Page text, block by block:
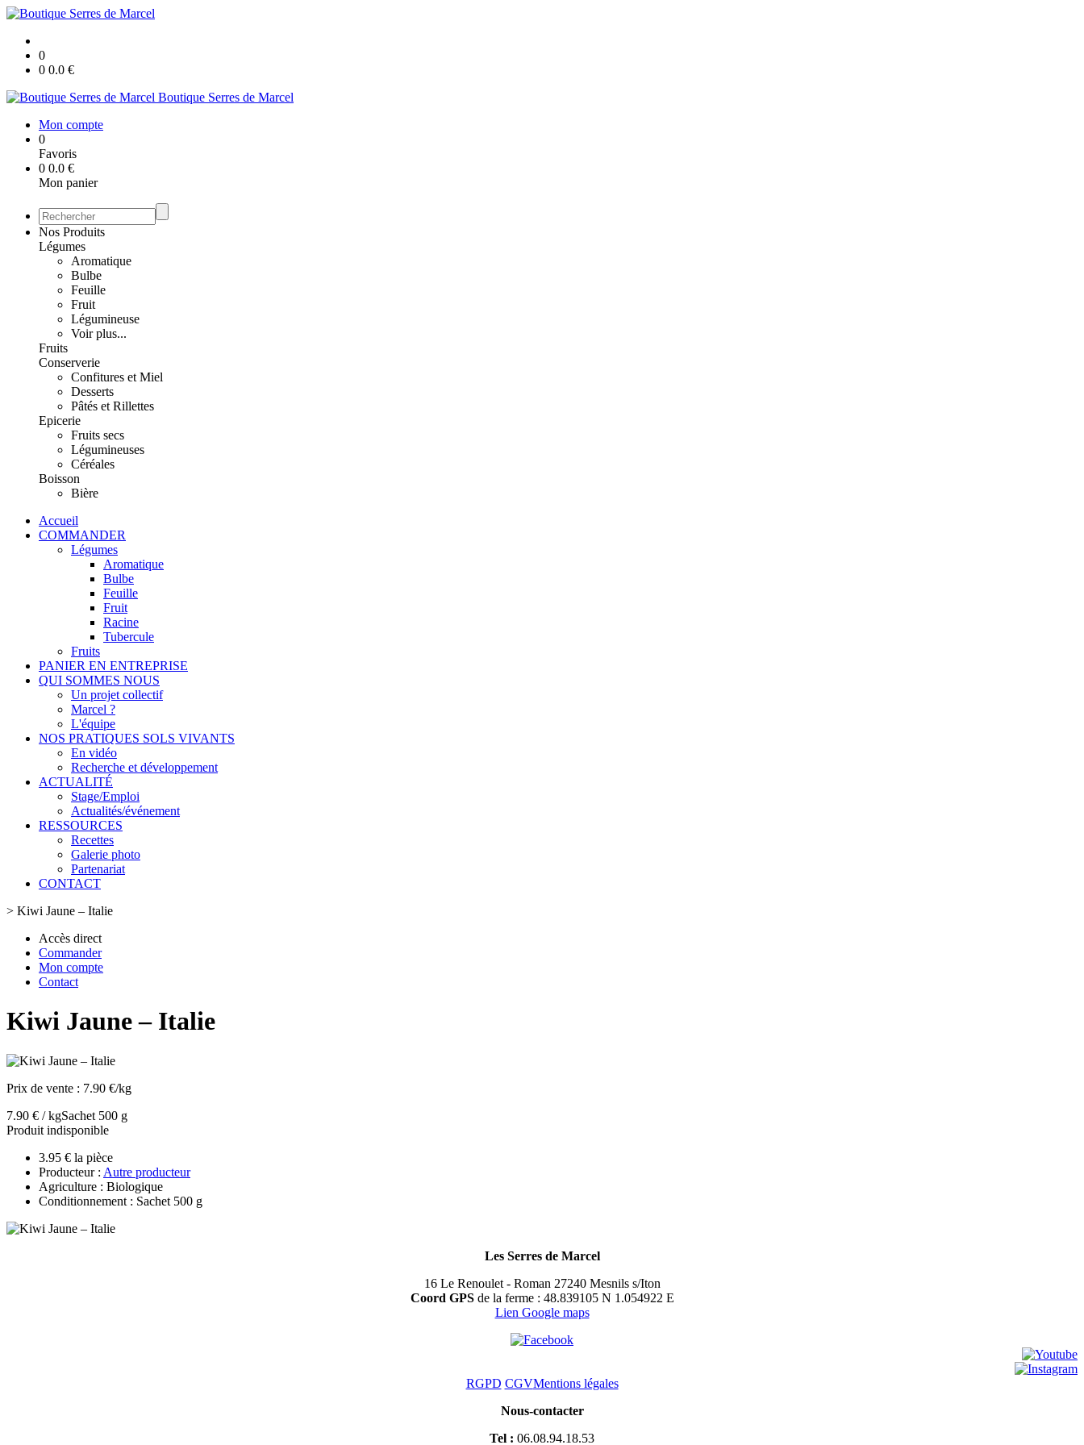
0
0 0.0 €
Boutique Serres de Marcel
Mon compte
0
Favoris
0 0.0 €
Mon panier
Nos Produits
Légumes
Aromatique
Bulbe
Feuille
Fruit
Légumineuse
Voir plus...
Fruits
Conserverie
Confitures et Miel
Desserts
Pâtés et Rillettes
Epicerie
Fruits secs
Légumineuses
Céréales
Boisson
Bière
Accueil
COMMANDER
Légumes
Aromatique
Bulbe
Feuille
Fruit
Racine
Tubercule
Fruits
PANIER EN ENTREPRISE
QUI SOMMES NOUS
Un projet collectif
Marcel ?
L'équipe
NOS PRATIQUES SOLS VIVANTS
En vidéo
Recherche et développement
ACTUALITÉ
Stage/Emploi
Actualités/événement
RESSOURCES
Recettes
Galerie photo
Partenariat
CONTACT
> Kiwi Jaune – Italie
Accès direct
Commander
Mon compte
Contact
Kiwi Jaune – Italie
Prix de vente : 7.90 €/kg
7.90 € / kgSachet 500 g
Produit indisponible
3.95 € la pièce
Producteur : Autre producteur
Agriculture : Biologique
Conditionnement : Sachet 500 g
Les Serres de Marcel
16 Le Renoulet - Roman 27240 Mesnils s/Iton
Coord GPSde la ferme : 48.839105 N 1.054922 E
Lien Google maps
RGPD CGVMentions légales
Nous-contacter
Tel : 06.08.94.18.53